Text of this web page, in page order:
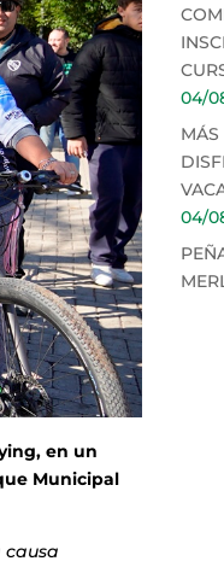
en un
Municipal
04/
MÁS
04/